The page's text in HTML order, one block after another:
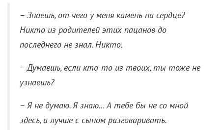
– Знаешь, от чего у меня камень на сердце?
Никто из родителей этих пацанов до
последнего не знал. Никто.
– Думаешь, если кто-то из твоих, ты тоже не
узнаешь?
– Я не думаю. Я знаю… А тебе бы не со мной
здесь, а лучше с сыном разговаривать.